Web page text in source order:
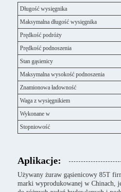
Długość wysięgnika
Maksymalna długość wysięgnika
Prędkość podróży
Prędkość podnoszenia
Stan gąsienicy
Maksymalna wysokość podnoszenia
Znamionowa ładowność
Waga z wysięgnikiem
Wykonane w
Stopniowość
Aplikacje:
Używany żuraw gąsienicowy 85T
marki wyprodukowanej w Chinach,